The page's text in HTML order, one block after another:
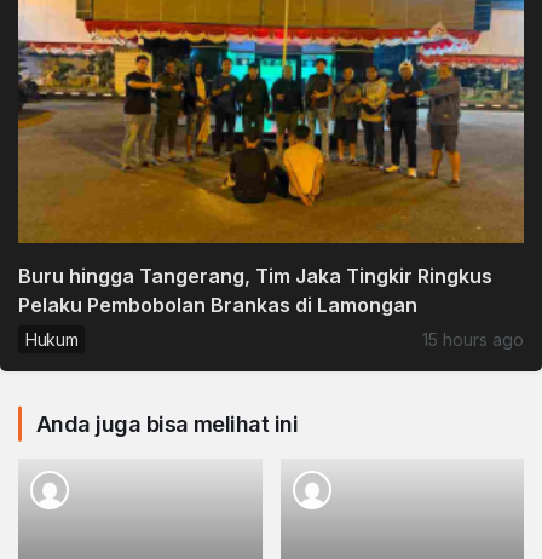
Buru hingga Tangerang, Tim Jaka Tingkir Ringkus
Pelaku Pembobolan Brankas di Lamongan
Hukum 15 hours ago
Anda juga bisa melihat ini